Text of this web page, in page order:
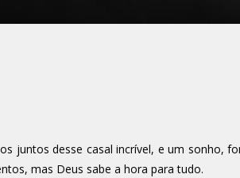
juntos desse casal incrível, e um sonho,
mas Deus sabe a hora para tudo.